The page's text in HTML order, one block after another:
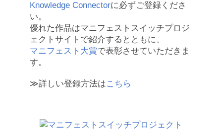
Knowledge Connectorに必ずご登録くださ
い。
優れた作品はマニフェストスイッチプロジ
ェクトサイトで紹介するとともに、
マニフェスト大賞で表彰させていただきま
す。
≫詳しい登録方法はこちら